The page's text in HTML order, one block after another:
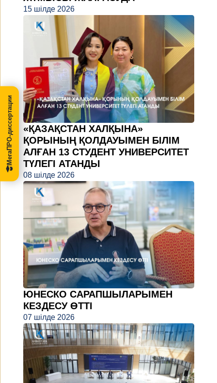
15 шілде 2026
«ҚАЗАҚСТАН ХАЛҚЫНА»
ҚОРЫНЫҢ ҚОЛДАУЫМЕН БІЛІМ
АЛҒАН 13 СТУДЕНТ УНИВЕРСИТЕТ
ТҮЛЕГІ АТАНДЫ
08 шілде 2026
ЮНЕСКО САРАПШЫЛАРЫМЕН
КЕЗДЕСУ ӨТТІ
07 шілде 2026
МегаПРО-диссертации